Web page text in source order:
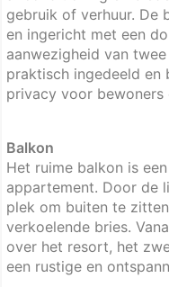
gebruik of verhuur. De
en ingericht met een
aanwezigheid van
praktisch ingedeeld
privacy voor bewoners
Balkon
Het ruime balkon is
appartement. Door de
plek om buiten te
verkoelende bries.
over het resort, het
een rustige en